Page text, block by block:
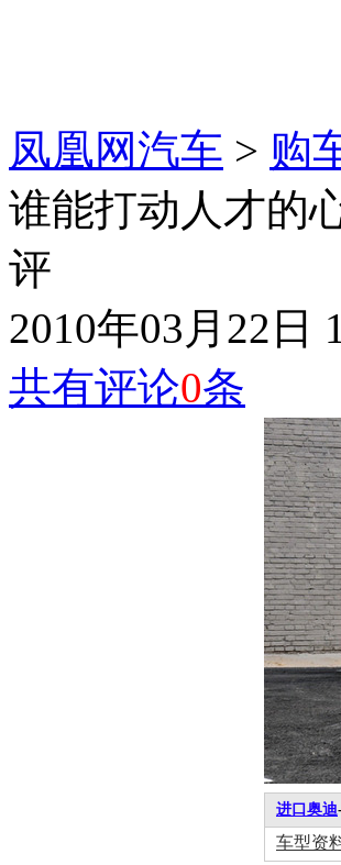
凤凰网汽车 > 购
谁能打动人才的
评
2010年03月22日
共有评论0条
进口奥迪
车型资